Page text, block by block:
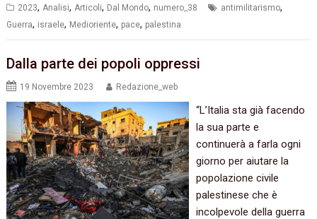
2023,Analisi,Articoli, Dal Mondo, numero_38 antimilitarismo,
Guerra, israele, Medioriente, pace, palestina
Dalla parte dei popoli oppressi
19 Novembre 2023 Redazione_web
“L’Italia sta già facendo
la sua parte e
continuerà a farla ogni
giorno per aiutare la
popolazione civile
palestinese che è
incolpevole della guerra